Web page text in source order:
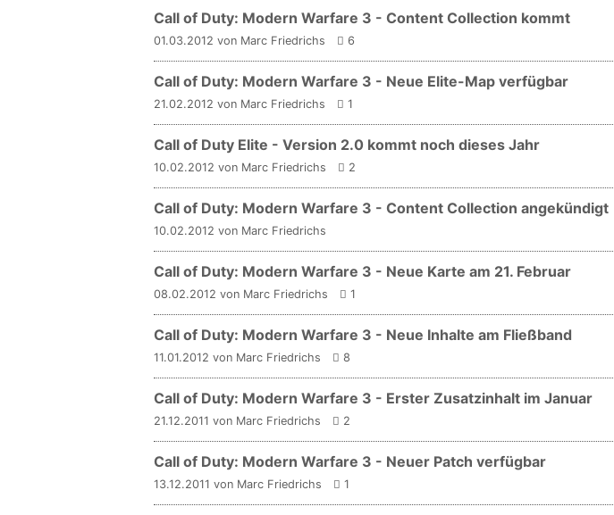
Call of Duty: Modern Warfare 3 - Content Collection kommt
01.03.2012 von Marc Friedrichs 6
Call of Duty: Modern Warfare 3 - Neue Elite-Map verfügbar
21.02.2012 von Marc Friedrichs 1
Call of Duty Elite - Version 2.0 kommt noch dieses Jahr
10.02.2012 von Marc Friedrichs 2
Call of Duty: Modern Warfare 3 - Content Collection angekündigt
10.02.2012 von Marc Friedrichs
Call of Duty: Modern Warfare 3 - Neue Karte am 21. Februar
08.02.2012 von Marc Friedrichs 1
Call of Duty: Modern Warfare 3 - Neue Inhalte am Fließband
11.01.2012 von Marc Friedrichs 8
Call of Duty: Modern Warfare 3 - Erster Zusatzinhalt im Januar
21.12.2011 von Marc Friedrichs 2
Call of Duty: Modern Warfare 3 - Neuer Patch verfügbar
13.12.2011 von Marc Friedrichs 1